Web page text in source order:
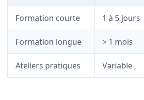
Formation courte 1 à 5 jours
Formation longue > 1 mois
Ateliers pratiques Variable